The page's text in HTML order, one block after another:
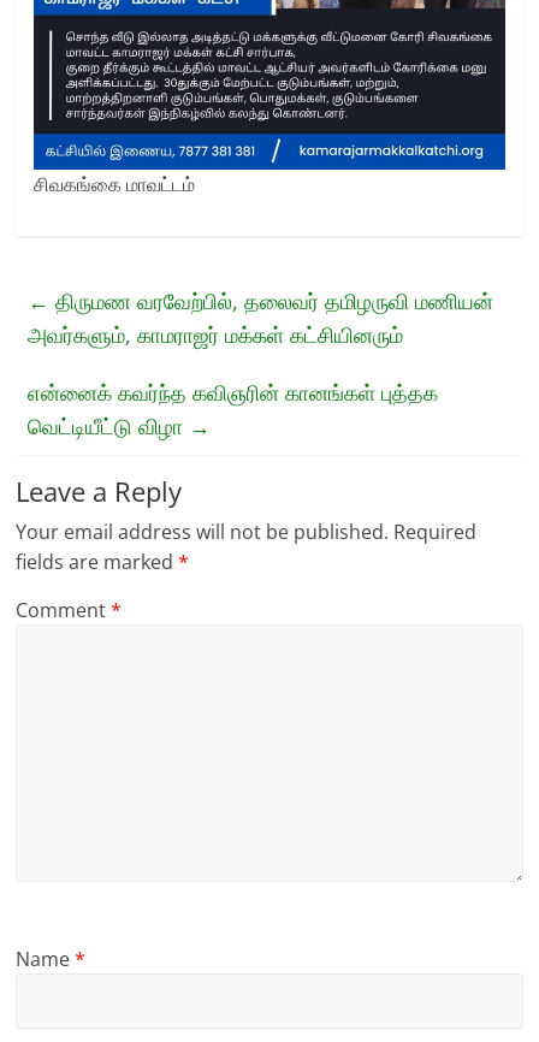
சிவகங்கை மாவட்டம்
← திருமண வரவேற்பில், தலைவர் தமிழருவி மணியன்
அவர்களும், காமராஜர் மக்கள் கட்சியினரும்
என்னைக் கவர்ந்த கவிஞரின் கானங்கள் புத்தக
வெட்டியீட்டு விழா →
Leave a Reply
Your email address will not be published. Required
fields are marked*
Comment*
Name*